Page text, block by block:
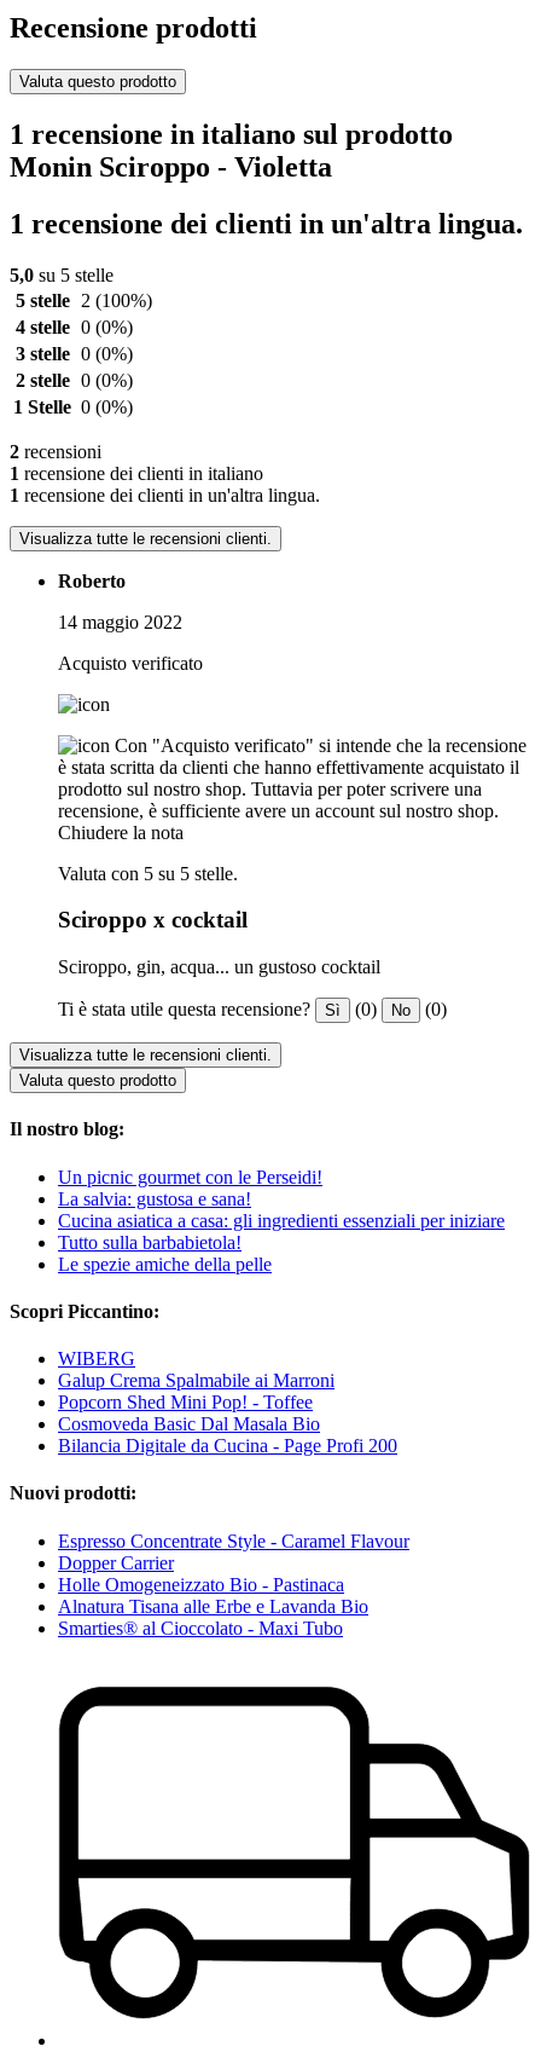
Recensione prodotti
Valuta questo prodotto
1 recensione in italiano sul prodotto
Monin Sciroppo - Violetta
1 recensione dei clienti in un'altra lingua.
5,0 su 5 stelle
5 stelle
2 (100%)
4 stelle 0 (0%)
3 stelle 0 (0%)
2 stelle 0 (0%)
1 Stelle 0 (0%)
2 recensioni
1 recensione dei clienti in italiano
1 recensione dei clienti in un'altra lingua.
Visualizza tutte le recensioni clienti.
Roberto
14 maggio 2022
Acquisto verificato
Con "Acquisto verificato" si intende che la recensione
è stata scritta da clienti che hanno effettivamente acquistato il
prodotto sul nostro shop. Tuttavia per poter scrivere una
recensione, è sufficiente avere un account sul nostro shop.
Chiudere la nota
Valuta con 5 su 5 stelle.
Sciroppo x cocktail
Sciroppo, gin, acqua... un gustoso cocktail
Ti è stata utile questa recensione? Sì (0) No (0)
Visualizza tutte le recensioni clienti.
Valuta questo prodotto
Il nostro blog:
Un picnic gourmet con le Perseidi!
La salvia: gustosa e sana!
Cucina asiatica a casa: gli ingredienti essenziali per iniziare
Tutto sulla barbabietola!
Le spezie amiche della pelle
Scopri Piccantino:
WIBERG
Galup Crema Spalmabile ai Marroni
Popcorn Shed Mini Pop! - Toffee
Cosmoveda Basic Dal Masala Bio
Bilancia Digitale da Cucina - Page Profi 200
Nuovi prodotti:
Espresso Concentrate Style - Caramel Flavour
Dopper Carrier
Holle Omogeneizzato Bio - Pastinaca
Alnatura Tisana alle Erbe e Lavanda Bio
Smarties® al Cioccolato - Maxi Tubo